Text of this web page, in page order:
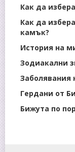
Как да
Как да
камък?
История на
Зодиакални
Заболявания
Гердани от
Бижута по